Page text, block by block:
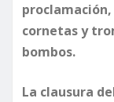
cornetas y
bombos.
La clausura